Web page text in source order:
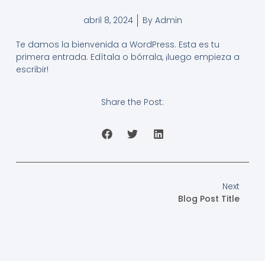
abril 8, 2024 ByAdmin
Te damos la bienvenida a WordPress. Esta es tu
primera entrada. Edítala o bórrala, ¡luego empieza a
escribir!
Share the Post:
Next
Blog Post Title